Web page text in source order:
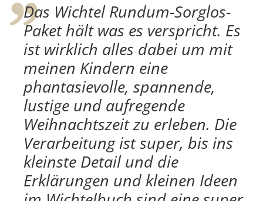
Das Wichtel Rundum-Sorglos-
Paket hält was es verspricht. Es
ist wirklich alles dabei um mit
meinen Kindern eine
phantasievolle, spannende,
lustige und aufregende
Weihnachtszeit zu erleben. Die
Verarbeitung ist super, bis ins
kleinste Detail und die
Erklärungen und kleinen Ideen